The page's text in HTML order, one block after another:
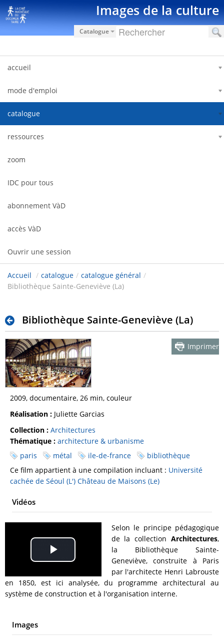
Saut au contenu Images de la culture
Catalogue
accueil
mode d'emploi
catalogue
ressources
zoom
IDC pour tous
abonnement VàD
accès VàD
Ouvrir une session
Accueil / catalogue / catalogue général /
Bibliothèque Sainte-Geneviève (La)
Bibliothèque Sainte-Geneviève (La)
Imprimer
2009, documentaire, 26 min, couleur
Réalisation : Juliette Garcias
Collection : Architectures
Thématique : architecture & urbanisme
paris
métal ile-de-france
bibliothèque
Ce film appartient à une compilation incluant : Université
cachée de Séoul (L') Château de Maisons (Le)
Vidéos
Play
Video
Selon le principe pédagogique
de la collection Architectures,
la Bibliothèque Sainte-
Geneviève, construite à Paris
par l'architecte Henri Labrouste
en 1850, est ici analysée, du programme architectural au
système de construction et à l'organisation interne.
Images